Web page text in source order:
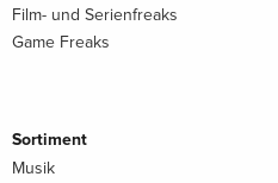
Film- und Serienfreaks
Game Freaks
Sortiment
Musik